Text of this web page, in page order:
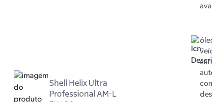
Shell Helix Ultra
Professional AM-L
óleo
carro
com